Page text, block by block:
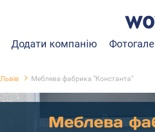
Додати компанію
Львів Меблева фабрика "Константа"
Меблева